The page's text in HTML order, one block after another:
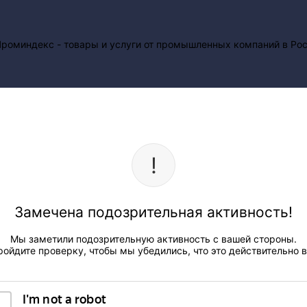
Замечена подозрительная активность!
Мы заметили подозрительную активность с вашей стороны.
проверку, чтобы мы убедились, что это действительно